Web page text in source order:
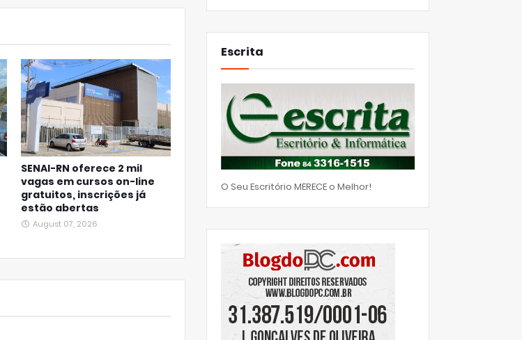
SENAI-RN oferece 2 mil
vagas em cursos on-line
gratuitos, inscrições já
estão abertas
August 07, 2026
Escrita
O Seu Escritório MERECE o Melhor!